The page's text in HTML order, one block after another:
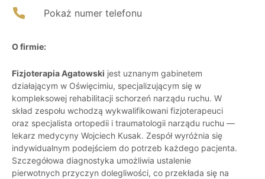
Pokaż numer telefonu
O firmie:
Fizjoterapia Agatowski jest uznanym gabinetem
działającym w Oświęcimiu, specjalizującym się w
kompleksowej rehabilitacji schorzeń narządu ruchu. W
skład zespołu wchodzą wykwalifikowani fizjoterapeuci
oraz specjalista ortopedii i traumatologii narządu ruchu —
lekarz medycyny Wojciech Kusak. Zespół wyróżnia się
indywidualnym podejściem do potrzeb każdego pacjenta.
Szczegółowa diagnostyka umożliwia ustalenie
pierwotnych przyczyn dolegliwości, co przekłada się na